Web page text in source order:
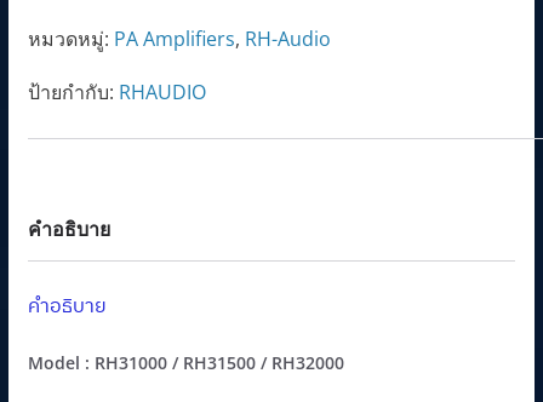
หมวดหมู่: PA Amplifiers, RH-Audio
ป้ายกำกับ: RHAUDIO
คำอธิบาย
คำอธิบาย
Model : RH31000 / RH31500 / RH32000